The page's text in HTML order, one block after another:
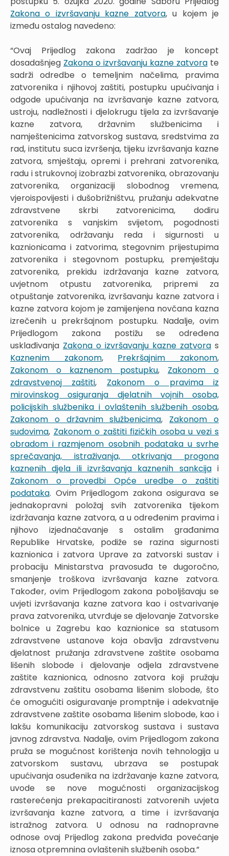
Zakona o izvršavanju kazne zatvora, u kojem je
između ostalog navedeno:
“Ovaj Prijedlog zakona zadržao je koncept
dosadašnjeg Zakona o izvršavanju kazne zatvora te
sadrži odredbe o temeljnim načelima, pravima
zatvorenika i njihovoj zaštiti, postupku upućivanja i
odgode upućivanja na izvršavanje kazne zatvora,
ustroju, nadležnosti i djelokrugu tijela za izvršavanje
kazne zatvora, državnim službenicima i
namještenicima zatvorskog sustava, sredstvima za
rad, institutu suca izvršenja, tijeku izvršavanja kazne
zatvora, smještaju, opremi i prehrani zatvorenika,
radu i strukovnoj izobrazbi zatvorenika, obrazovanju
zatvorenika, organizaciji slobodnog vremena,
vjeroispovijesti i dušobrižništvu, pružanju adekvatne
zdravstvene skrbi zatvorenicima, dodiru
zatvorenika s vanjskim svijetom, pogodnosti
zatvorenika, održavanju reda i sigurnosti u
kaznionicama i zatvorima, stegovnim prijestupima
zatvorenika i stegovnom postupku, premještaju
zatvorenika, prekidu izdržavanja kazne zatvora,
uvjetnom otpustu zatvorenika, pripremi za
otpuštanje zatvorenika, izvršavanju kazne zatvora i
kazne zatvora kojom je zamijenjena novčana kazna
izrečenih u prekršajnom postupku. Nadalje, ovim
Prijedlogom zakona postižu se određena
usklađivanja Zakona o izvršavanju kazne zatvora s
Kaznenim zakonom, Prekršajnim zakonom,
Zakonom o kaznenom postupku, Zakonom o
zdravstvenoj zaštiti, Zakonom o pravima iz
mirovinskog osiguranja djelatnih vojnih osoba,
policijskih službenika i ovlaštenih službenih osoba,
Zakonom o državnim službenicima, Zakonom o
sudovima, Zakonom o zaštiti fizičkih osoba u vezi s
obradom i razmjenom osobnih podataka u svrhe
sprečavanja, istraživanja, otkrivanja progona
kaznenih djela ili izvršavanja kaznenih sankcijai
Zakonom o provedbi Opće uredbe o zaštiti
podataka. Ovim Prijedlogom zakona osigurava se
jednakopravni položaj svih zatvorenika tijekom
izdržavanja kazne zatvora, a u određenim pravima i
njihovo izjednačavanje s ostalim građanima
Republike Hrvatske, podiže se razina sigurnosti
kaznionica i zatvora Uprave za zatvorski sustav i
probaciju Ministarstva pravosuđa te dugoročno,
smanjenje troškova izvršavanja kazne zatvora.
Također, ovim Prijedlogom zakona poboljšavaju se
uvjeti izvršavanja kazne zatvora kao i ostvarivanje
prava zatvorenika, utvrđuje se djelovanje Zatvorske
bolnice u Zagrebu kao kaznionice sa statusom
zdravstvene ustanove koja obavlja zdravstvenu
djelatnost pružanja zdravstvene zaštite osobama
lišenih slobode i djelovanje odjela zdravstvene
zaštite kaznionica, odnosno zatvora koji pružaju
zdravstvenu zaštitu osobama lišenim slobode, što
će omogućiti osiguravanje promptnije i adekvatnije
zdravstvene zaštite osobama lišenim slobode, kao i
lakšu komunikaciju zatvorskog sustava i sustava
javnog zdravstva. Nadalje, ovim Prijedlogom zakona
pruža se mogućnost korištenja novih tehnologija u
zatvorskom sustavu, ubrzava se postupak
upućivanja osuđenika na izdržavanje kazne zatvora,
uvode se nove mogućnosti organizacijskog
rasterećenja prekapacitiranosti zatvorenih uvjeta
izvršavanja kazne zatvora, a time i izvršavanja
istražnog zatvora. U odnosu na radnopravne
odnose ovaj Prijedlog zakona predviđa povećanje
iznosa otpremnina ovlaštenih službenih osoba.”